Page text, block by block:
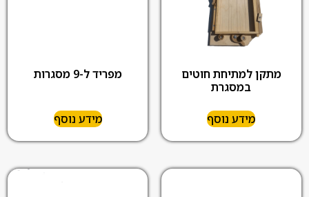
מתקן למתיחת חוטים
במסגרת
מידע נוסף
מפריד ל-9 מסגרות
מידע נוסף